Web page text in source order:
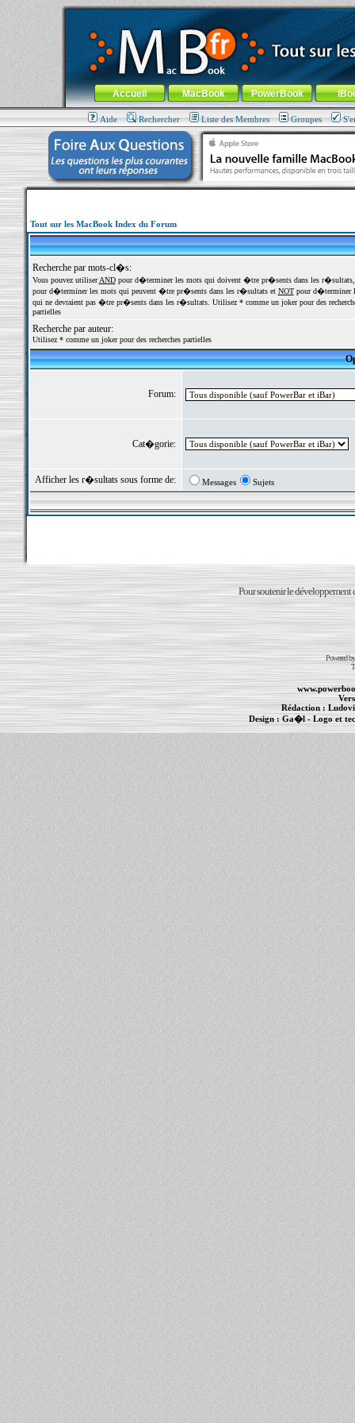
MacBook-fr.com : 100% Apple... 100% nomade !
Aller au contenu-Aller au menu général-Aller au menu de
Menu général
Accueil MacBook PowerBook
Aide Rechercher Liste des Membres Groupes
Tout sur les MacBook Index du Forum
Recherche par mots-cl�s:
Vous pouvez utiliserANDpour d�terminer les mots qui doivent �tre pr�sents dans les
pour d�terminer les mots qui peuvent �tre pr�sents dans les r�sultats et NOTpour d�terminer
qui ne devraient pas �tre pr�sents dans les r�sultats. Utilisez * comme un joker pour des
partielles
Recherche par auteur:
Utilisez * comme un joker pour des recherches partielles
Forum:
Cat�gorie:
Afficher les r�sultats sous forme de: Messages Sujets
Pour soutenir le développement
Powered
Rédaction :
Design : Ga�l- Logo et